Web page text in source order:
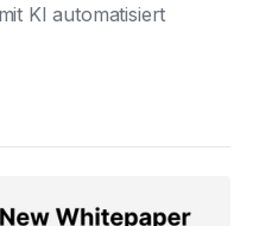
KI automatisiert